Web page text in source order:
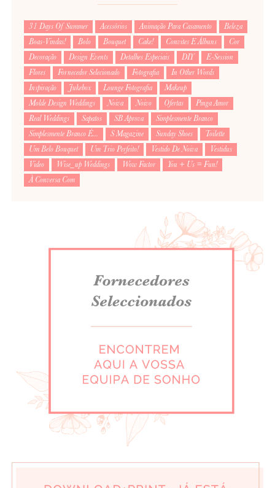
31 Days Of Summer Acessórios Animação Para Casamento
Beleza
Boas-Vindas!
Bolo Bouquet Cake! Convites E Álbuns
Cor
Decoração
Design Events Detalhes Especiais DIY
E-Session
Flores
Fornecedor Selecionado Fotografia
In Other Words
Inspiração
Jukebox Lounge Fotografia
Makeup
Molde Design Weddings
Noiva Noivo Ofertas
Pinga Amor
Real Weddings
Sapatos SB Aprova
Simplesmente Branco
Simplesmente Branco É...
S Magazine Sunday Shoes
Toilette
Um Belo Bouquet
Um Trio Perfeito! Vestido De Noiva
Vestidus
Video
Wise_up Weddings Wow Factor
You + Us = Fun!
À Conversa Com